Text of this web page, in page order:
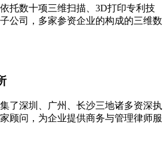
托数十项三维扫描、3D打印专利技
公司，多家参资企业的构成的三维数
了深圳、广州、长沙三地诸多资深执
顾问，为企业提供商务与管理律师服